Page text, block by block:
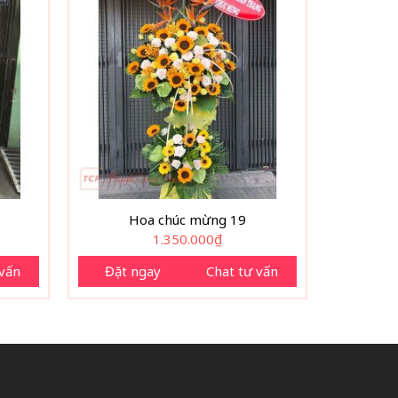
Hoa chúc mừng 19
1.350.000₫
Đặt ngay
Chat tư vấn